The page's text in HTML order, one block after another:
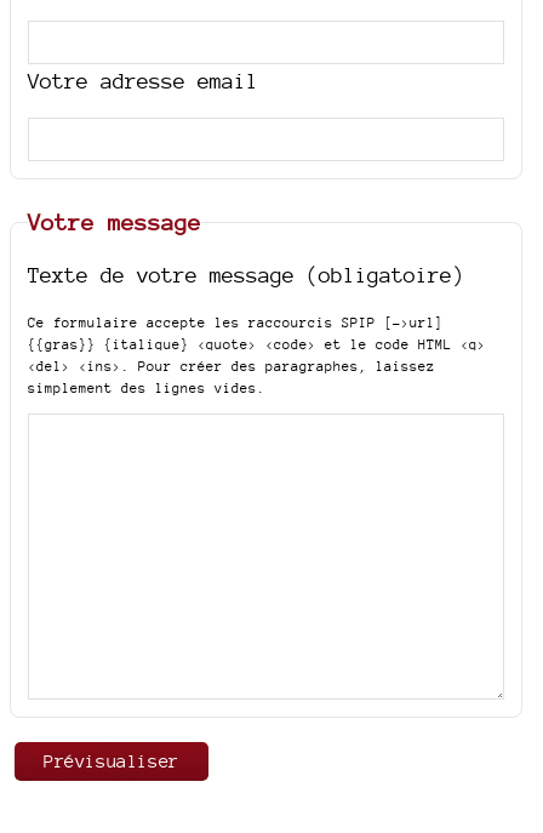
Votre adresse email
Votre message
Texte de votre message (obligatoire)
Ce formulaire accepte les raccourcis SPIP
[->url]
{{gras}} {italique} <quote> <code>
et le code HTML <q>
<del> <ins>
. Pour créer des paragraphes, laissez
simplement des lignes vides.